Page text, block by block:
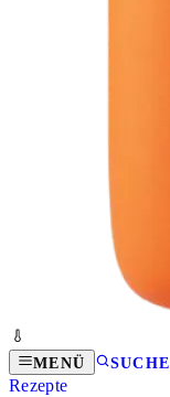
MENÜ SUCHE
Rezepte